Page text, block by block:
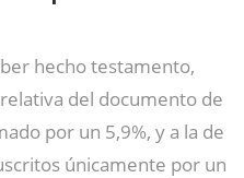
hecho testamento,
del documento de
por un 5,9%, y a la de
únicamente por un